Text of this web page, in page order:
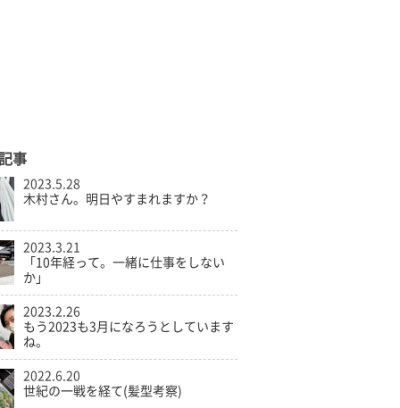
事
2023.5.28
木村さん。明日やすまれますか？
2023.3.21
「10年経って。一緒に仕事をしない
か」
2023.2.26
もう2023も3月になろうとしています
ね。
2022.6.20
世紀の一戦を経て(髪型考察)